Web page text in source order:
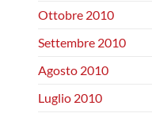
Ottobre 2010
Settembre 2010
Agosto 2010
Luglio 2010